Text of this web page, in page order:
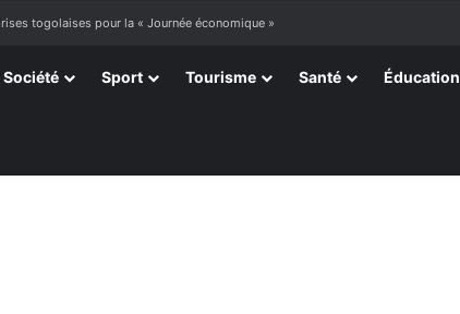
Société Sport Tourisme Santé Éducation